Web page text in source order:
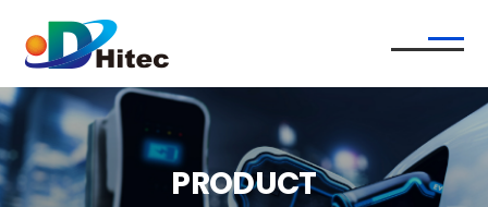
PRODUCT